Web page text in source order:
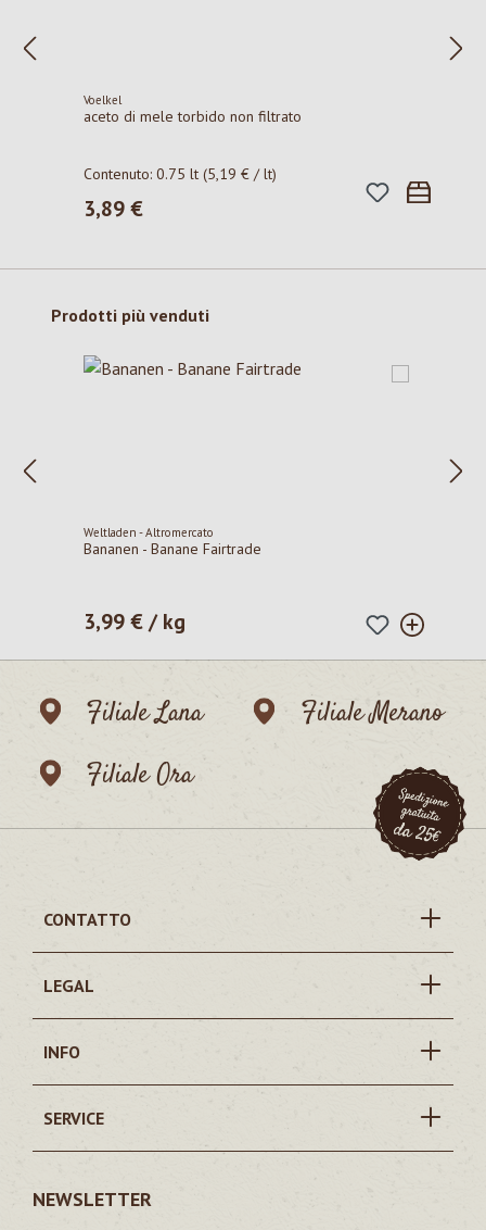
Voelkel
aceto di mele torbido non filtrato
Contenuto:0.75 lt(5,19 € / lt)
Prezzo normale:
3,89 €
Salta la galleria dei prodotti
Prodotti più venduti
Weltladen - Altromercato
Bananen - Banane Fairtrade
Prezzo normale:
3,99 € / kg
Filiale Lana
Filiale Merano
Filiale Ora
CONTATTO
LEGAL
INFO
SERVICE
NEWSLETTER